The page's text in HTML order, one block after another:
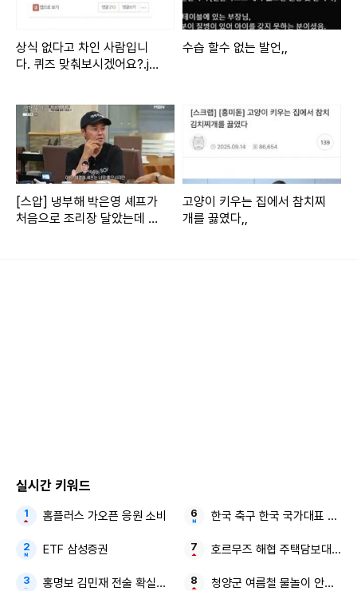
상식 없다고 차인 사람입니
다. 퀴즈 맞춰보시겠어요?.jp
수습 할수 없는 발언,,
[스압] 냉부해 박은영 셰프가
처음으로 조리장 달았는데 VI
고양이 키우는 집에서 참치찌
개를 끓였다,,
실시간 키워드
홈플러스 가오픈 응원 소비
ETF 삼성증권
홍명보 김민재 전술 확실한 감독
한국 축구 한국 국가대표 응급
호르무즈 해협 주택담보대출
청양군 여름철 물놀이 안전관